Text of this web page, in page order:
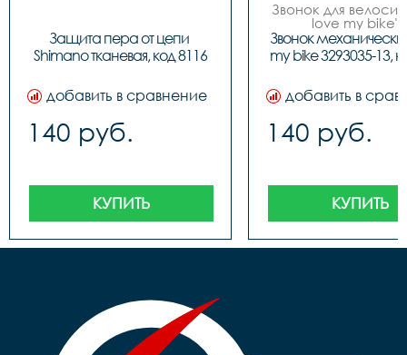
Защита пера от цепи
Shimano тканевая, код 8116
добавить в сравнение
140 руб.
КУПИТЬ
Звонок для
love my bike",
металлический, 6
Звонок
my bike 3293035-13,
добавить в
140 руб.
КУПИТЬ